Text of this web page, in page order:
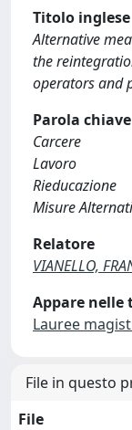
Titolo inglese
Alternative
the
operators and
Parola chiave
Carcere
Lavoro
Rieducazione
Misure
Relatore
VIANELLO,
Appare nelle
Lauree
File in questo
File